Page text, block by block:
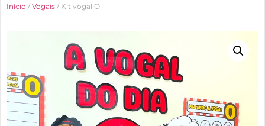
Início / Vogais / Kit vogal O